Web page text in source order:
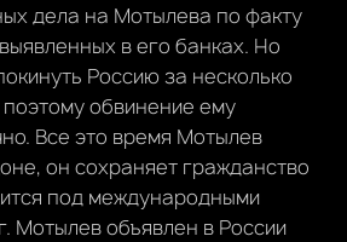
дела на Мотылева по факту
в его банках. Но
Россию за несколько
обвинение ему
Все это время Мотылев
он сохраняет гражданство
под международными
Мотылев объявлен в России